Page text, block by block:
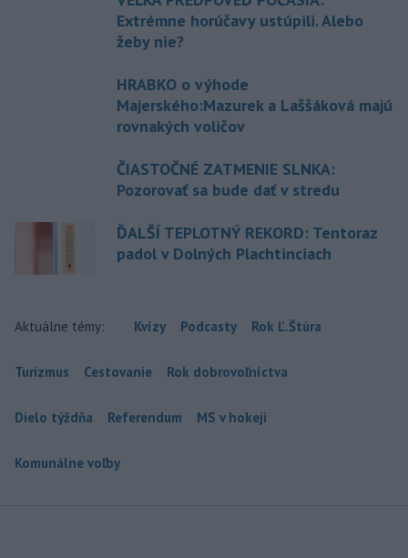
Extrémne horúčavy ustúpili. Alebo
žeby nie?
HRABKO o výhode
Majerského:Mazurek a Laššáková majú
rovnakých voličov
ČIASTOČNÉ ZATMENIE SLNKA:
Pozorovať sa bude dať v stredu
ĎALŠÍ TEPLOTNÝ REKORD: Tentoraz
padol v Dolných Plachtinciach
Aktuálne témy: Kvízy Podcasty Rok Ľ.Štúra
Turizmus Cestovanie Rok dobrovoľníctva
Dielo týždňa Referendum MS v hokeji
Komunálne voľby